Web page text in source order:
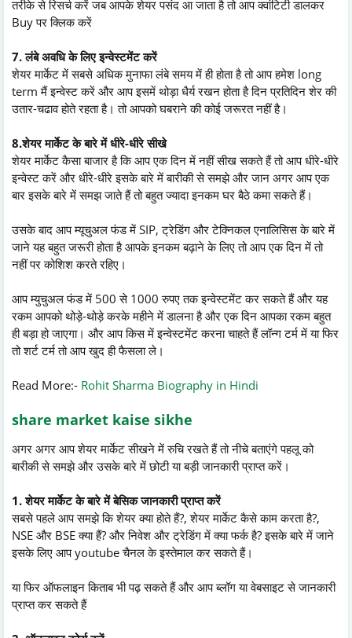
तरीके से रिसर्च करें जब आपके शेयर पसंद आ जाता है तो आप क्वांटिटी डालकर
Buy पर क्लिक करें
7. लंबे अवधि के लिए इन्वेस्टमेंट करें
शेयर मार्केट में सबसे अधिक मुनाफा लंबे समय में ही होता है तो आप हमेश long
term मैं इन्वेस्ट करें और आप इसमें थोड़ा धैर्य रखन होता है दिन प्रतिदिन शेर की
उतार-चढाव होते रहता है। तो आपको घबराने की कोई जरूरत नहीं है।
8.शेयर मार्केट के बारे में धीरे-धीरे सीखे
शेयर मार्केट कैसा बाजार है कि आप एक दिन में नहीं सीख सकते हैं तो आप धीरे-धीरे
इन्वेस्ट करें और धीरे-धीरे इसके बारे में बारीकी से समझे और जान अगर आप एक
बार इसके बारे में समझ जाते हैं तो बहुत ज्यादा इनकम घर बैठे कमा सकते हैं।
उसके बाद आप म्यूचुअल फंड में SIP, ट्रेडिंग और टेक्निकल एनालिसिस के बारे में
जाने यह बहुत जरूरी होता है आपके इनकम बढ़ाने के लिए तो आप एक दिन में तो
नहीं पर कोशिश करते रहिए।
आप म्युचुअल फंड में 500 से 1000 रुपए तक इन्वेस्टमेंट कर सकते हैं और यह
रकम आपको थोड़े-थोड़े करके महीने में डालना है और एक दिन आपका रकम बहुत
ही बड़ा हो जाएगा। और आप किस में इन्वेस्टमेंट करना चाहते हैं लॉन्ग टर्म में या फिर
तो शर्ट टर्म तो आप खुद ही फैसला ले।
Read More:- Rohit Sharma Biography in Hindi
share market kaise sikhe
अगर अगर आप शेयर मार्केट सीखने में रुचि रखते हैं तो नीचे बताएंगे पहलू को
बारीकी से समझे और उसके बारे में छोटी या बड़ी जानकारी प्राप्त करें।
1. शेयर मार्केट के बारे में बेसिक जानकारी प्राप्त करें
सबसे पहले आप समझे कि शेयर क्या होते हैं?, शेयर मार्केट कैसे काम करता है?,
NSE और BSE क्या हैं? और निवेश और ट्रेडिंग में क्या फर्क है? इसके बारे में जाने
इसके लिए आप youtube चैनल के इस्तेमाल कर सकते हैं।
या फिर ऑफलाइन किताब भी पढ़ सकते हैं और आप ब्लॉग या वेबसाइट से जानकारी
प्राप्त कर सकते हैं